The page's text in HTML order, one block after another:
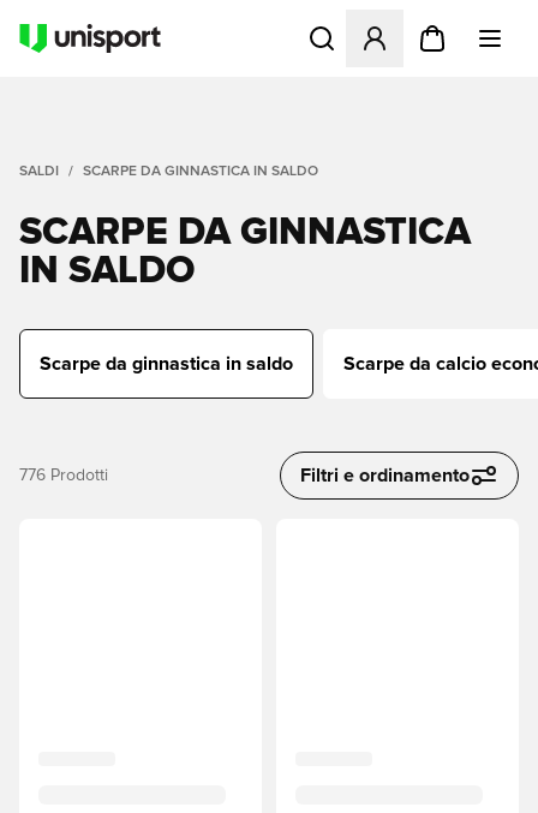
Apre una finestra modale
SALDI SCARPE DA GINNASTICA IN SALDO
SCARPE DA GINNASTICA
IN SALDO
Scarpe da ginnastica in saldo Scarpe da calcio
776 Prodotti Filtri e ordinamento